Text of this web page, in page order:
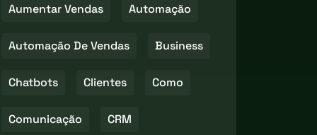
Aumentar Vendas Automação
Automação De Vendas Business
Chatbots Clientes Como
Comunicação CRM